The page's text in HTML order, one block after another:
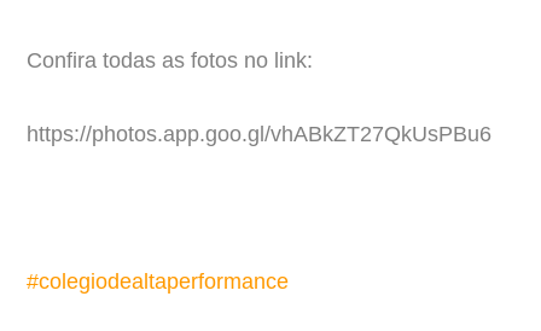
Confira todas as fotos no link:
https://photos.app.goo.gl/vhABkZT27QkUsPBu6
#colegiodealtaperformance